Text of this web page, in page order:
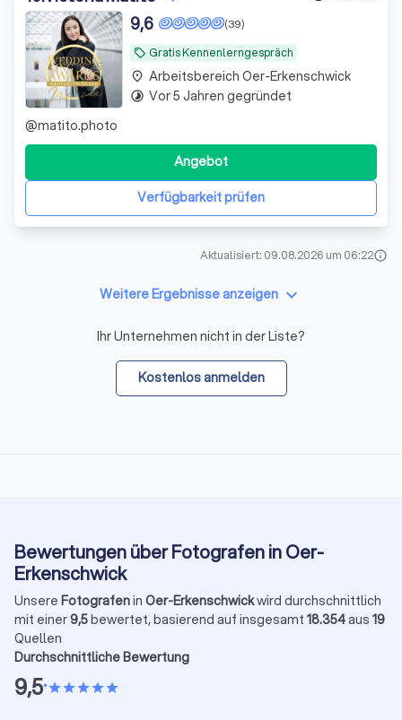
local_offer Gratis Kennenlerngespräch
(39)
9,6
@matito.photo
Verfügbarkeit prüfen
Angebot
place Arbeitsbereich Oer-Erkenschwick
timelapse Vor 5 Jahren gegründet
Aktualisiert: 09.08.2026 um 06:22info
Weitere Ergebnisse anzeigen keyboard_arrow_down
Ihr Unternehmen nicht in der Liste?
Kostenlos anmelden
Bewertungen über Fotografen in Oer-
Erkenschwick
Unsere Fotografenin Oer-Erkenschwickwird durchschnittlich
mit einer9,5bewertet, basierend auf insgesamt 18.354aus 19
Quellen
Durchschnittliche Bewertung
9,5•starstarstarstarstar